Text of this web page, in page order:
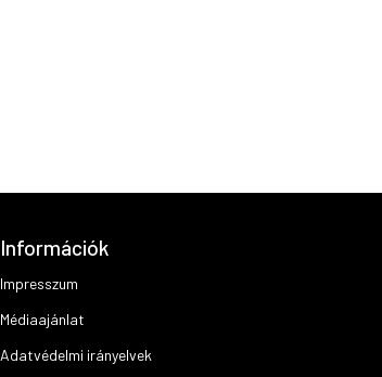
Információk
Impresszum
Médiaajánlat
Adatvédelmi irányelvek